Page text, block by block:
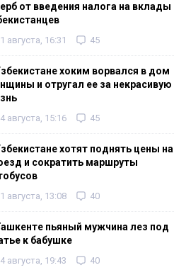
от введения налога на вклады
1 августа, 16:31 45
хоким ворвался в дом
и отругал ее за некрасивую
4 августа, 15:16 45
хотят поднять цены на
и сократить маршруты
1 августа, 13:08 40
пьяный мужчина лез под
к бабушке
4 августа, 19:43 40